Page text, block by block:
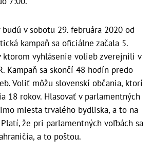
v sobotu 29. februára 2020 od
kampaň sa oficiálne začala 5.
ktorom vyhlásenie volieb zverejnili v
Kampaň sa skončí 48 hodín predo
Voliť môžu slovenskí občania, ktorí
18 rokov. Hlasovať v parlamentných
miesta trvalého bydliska, a to na
že pri parlamentných voľbách sa
a to poštou.